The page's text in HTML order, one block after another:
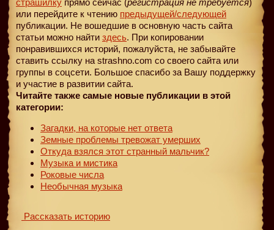
или перейдите к чтению предыдущей/следующей
публикации. Не вошедшие в основную часть сайта
статьи можно найти здесь. При копировании
понравившихся историй, пожалуйста, не забывайте
ставить ссылку на strashno.com со своего сайта или
группы в соцсети. Большое спасибо за Вашу поддержку
и участие в развитии сайта.
Читайте также самые новые публикации в этой
категории:
Загадки, на которые нет ответа
Земные проблемы тревожат умерших
Откуда взялся этот странный мальчик?
Музыка и мистика
Роковые числа
Необычная музыка
Рассказать историю